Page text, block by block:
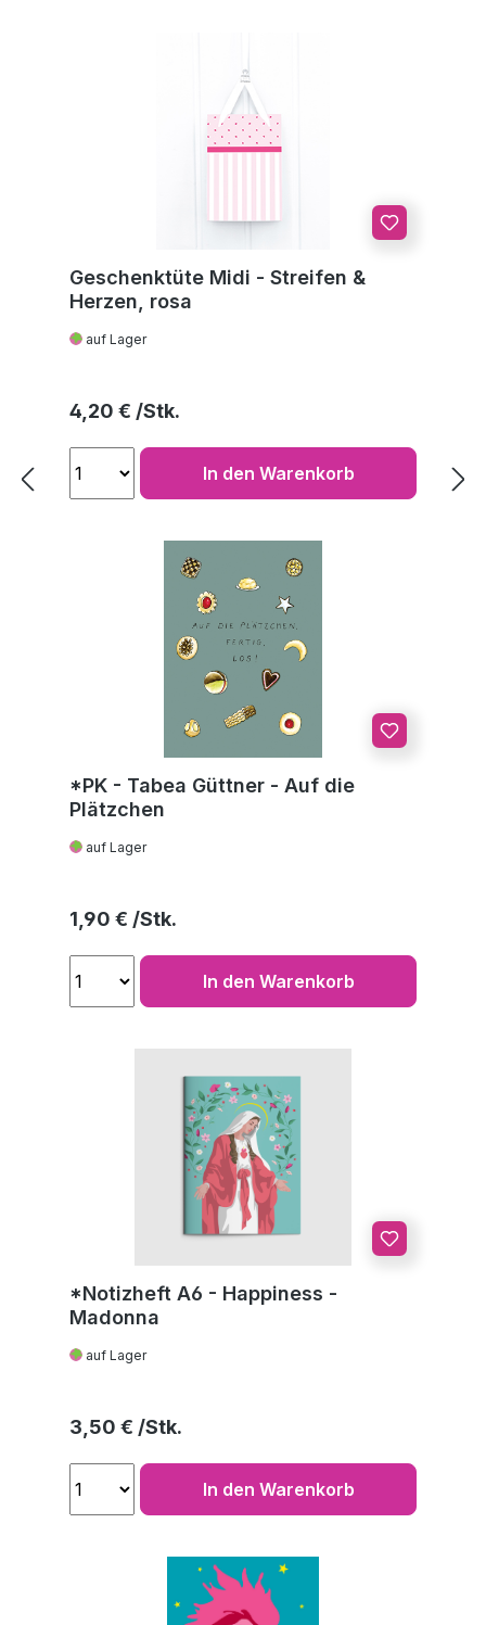
Geschenktüte Midi - Streifen &
Herzen, rosa
auf Lager
Regulärer Preis:
4,20 €
In den Warenkorb
*PK - Tabea Güttner - Auf die
Plätzchen
auf Lager
Regulärer Preis:
1,90 €
In den Warenkorb
*Notizheft A6 - Happiness -
Madonna
auf Lager
Regulärer Preis:
3,50 €
In den Warenkorb